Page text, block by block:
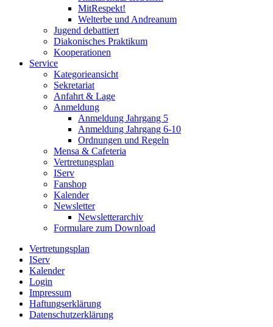
MitRespekt!
Welterbe und Andreanum
Jugend debattiert
Diakonisches Praktikum
Kooperationen
Service
Kategorieansicht
Sekretariat
Anfahrt & Lage
Anmeldung
Anmeldung Jahrgang 5
Anmeldung Jahrgang 6-10
Ordnungen und Regeln
Mensa & Cafeteria
Vertretungsplan
IServ
Fanshop
Kalender
Newsletter
Newsletterarchiv
Formulare zum Download
Vertretungsplan
IServ
Kalender
Login
Impressum
Haftungserklärung
Datenschutzerklärung